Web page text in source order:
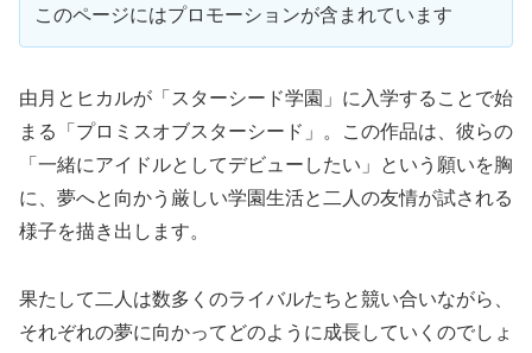
このページにはプロモーションが含まれています
由月とヒカルが「スターシード学園」に入学することで始
まる「プロミスオブスターシード」。この作品は、彼らの
「一緒にアイドルとしてデビューしたい」という願いを胸
に、夢へと向かう厳しい学園生活と二人の友情が試される
様子を描き出します。
果たして二人は数多くのライバルたちと競い合いながら、
それぞれの夢に向かってどのように成長していくのでしょ